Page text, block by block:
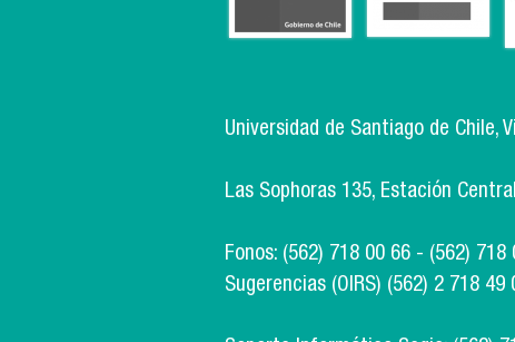
Universidad de Santiago de Chile,
Las Sophoras 135, Estación
Fonos: (562) 718 00 66 - (562)
Sugerencias (OIRS) (562) 2 718 49